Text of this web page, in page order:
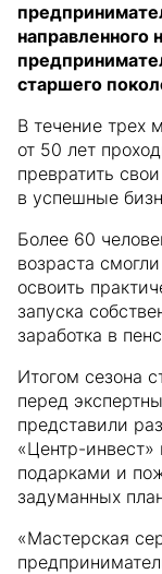
направленного
старшего
В течение трех
от 50 лет
превратить
в успешные
Более 60
возраста
освоить
запуска
заработка в
Итогом сезона
перед
представили
«Центр-
подарками и
задуманных
«Мастерская